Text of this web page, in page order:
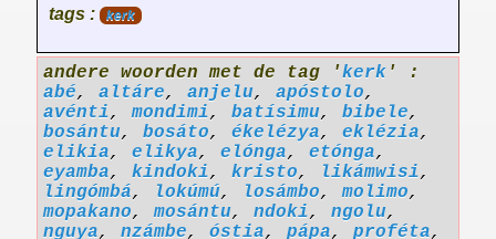
tags : kerk
andere woorden met de tag 'kerk ' :
abé, altáre, anjelu, apóstolo,
avénti,mondimi, batísimu, bibele,
bosántu, bosáto, ékelézya, eklézia,
elikia, elikya, elónga, etónga,
eyamba, kindoki, kristo, likámwisi,
lingómbá, lokúmú, losámbo,molimo,
mopakano,mosántu, ndoki, ngolu,
nguya, nzámbe, óstia, pápa, proféta,